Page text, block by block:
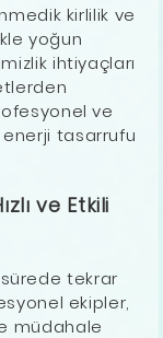
kirlilik ve
yoğun
ihtiyaçları
ve
enerji tasarrufu
ve Etkili
sürede tekrar
ekipler,
müdahale